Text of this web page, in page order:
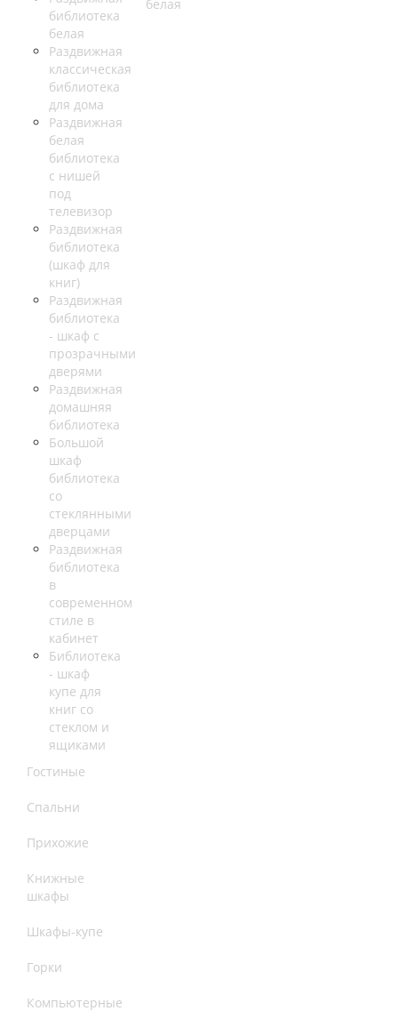
библиотека
белая
Раздвижная
классическая
библиотека
для дома
Раздвижная
белая
библиотека
с нишей
под
телевизор
Раздвижная
библиотека
(шкаф для
книг)
Раздвижная
библиотека
- шкаф с
прозрачными
дверями
Раздвижная
домашняя
библиотека
Большой
шкаф
библиотека
со
стеклянными
дверцами
Раздвижная
библиотека
в
современном
стиле в
кабинет
Библиотека
- шкаф
купе для
книг со
стеклом и
ящиками
Гостиные
Спальни
Прихожие
Книжные
шкафы
Шкафы-купе
Горки
Компьютерные